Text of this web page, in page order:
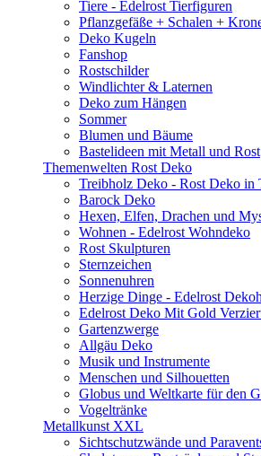
Tiere - Edelrost Tierfiguren
Pflanzgefäße + Schalen +
Deko Kugeln
Fanshop
Rostschilder
Windlichter & Laternen
Deko zum Hängen
Sommer
Blumen und Bäume
Bastelideen mit Metall und Rost
Themenwelten Rost Deko
Treibholz Deko - Rost Deko in
Barock Deko
Hexen, Elfen, Drachen und
Wohnen - Edelrost Wohndeko
Rost Skulpturen
Sternzeichen
Sonnenuhren
Herzige Dinge - Edelrost
Edelrost Deko Mit Gold
Gartenzwerge
Allgäu Deko
Musik und Instrumente
Menschen und Silhouetten
Globus und Weltkarte für den
Vogeltränke
Metallkunst XXL
Sichtschutzwände und